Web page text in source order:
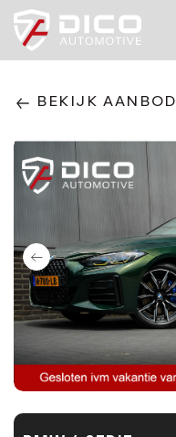
BEKIJK AANBOD